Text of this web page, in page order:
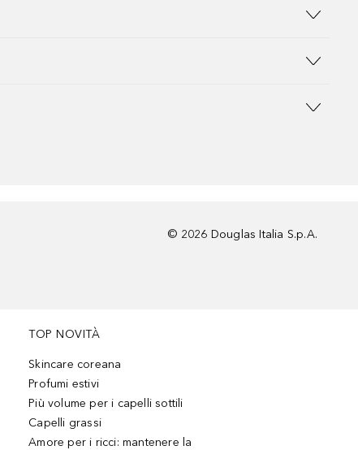
© 2026 Douglas Italia S.p.A.
TOP NOVITÀ
Skincare coreana
Profumi estivi
Più volume per i capelli sottili
Capelli grassi
Amore per i ricci: mantenere la